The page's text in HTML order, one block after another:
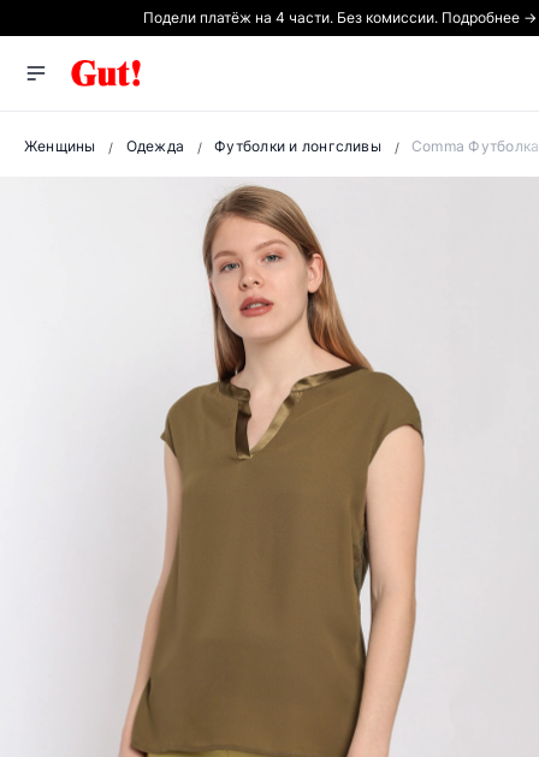
Подели платёж на 4 части. Без комиссии. Подробнее →
Женщины Одежда Футболки и лонгсливы Comma